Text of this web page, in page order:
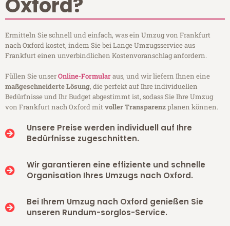
Ermitteln Sie schnell und einfach, was ein Umzug von Frankfurt
nach Oxford kostet, indem Sie bei Lange Umzugsservice aus
Frankfurt einen unverbindlichen Kostenvoranschlag anfordern.
Füllen Sie unserOnline-Formularaus, und wir liefern Ihnen eine
maßgeschneiderte Lösung, die perfekt auf Ihre individuellen
Bedürfnisse und Ihr Budget abgestimmt ist, sodass Sie Ihre Umzug
von Frankfurt nach Oxford mitvoller Transparenzplanen können.
Unsere Preise werden individuell auf Ihre
Bedürfnisse zugeschnitten.
Wir garantieren eine effiziente und schnelle
Organisation Ihres Umzugs nach Oxford.
Bei Ihrem Umzug nach Oxford genießen Sie
unseren Rundum-sorglos-Service.